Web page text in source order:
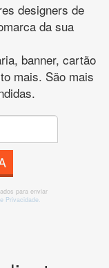
designers de
da sua
banner, cartão
mais. São mais
para enviar
Privacidade.